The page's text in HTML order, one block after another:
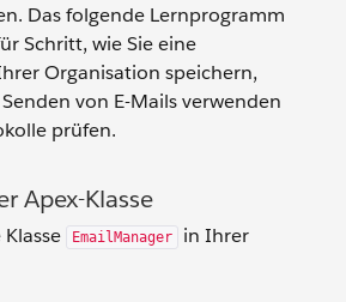
Das folgende Lernprogramm
Schritt, wie Sie eine
Organisation speichern,
von E-Mails verwenden
prüfen.
Apex-Klasse
EmailManager
in Ihrer